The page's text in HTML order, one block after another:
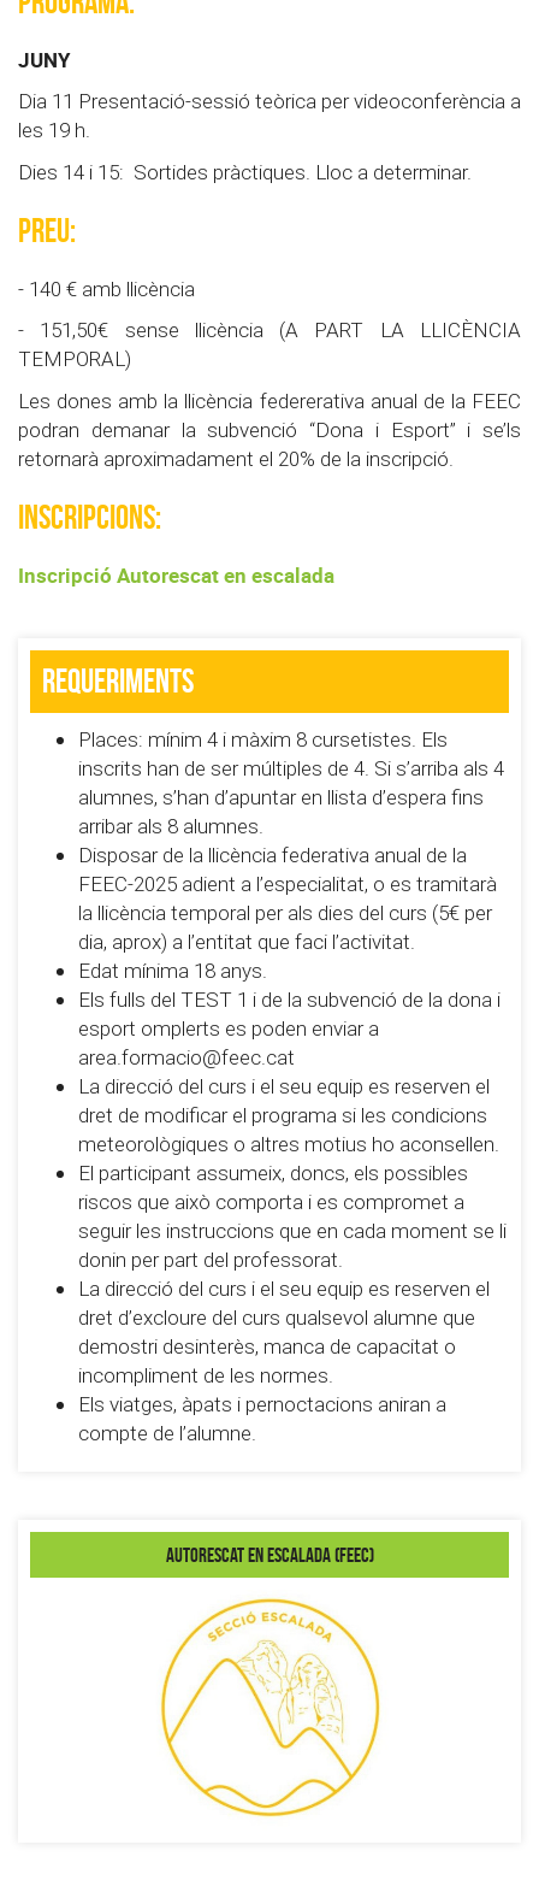
JUNY
Dia 11 Presentació-sessió teòrica per videoconferència a
les 19 h.
Dies 14 i 15: Sortides pràctiques. Lloc a determinar.
PREU:
- 140 € amb llicència
- 151,50€ sense llicència (A PART LA LLICÈNCIA
TEMPORAL)
Les dones amb la llicència federerativa anual de la FEEC
podran demanar la subvenció “Dona i Esport” i se’ls
retornarà aproximadament el 20% de la inscripció.
INSCRIPCIONS:
Inscripció Autorescat en escalada
Requeriments
Places: mínim 4 i màxim 8 cursetistes. Els
inscrits han de ser múltiples de 4. Si s’arriba als 4
alumnes, s’han d’apuntar en llista d’espera fins
arribar als 8 alumnes.
Disposar de la llicència federativa anual de la
FEEC-2025 adient a l’especialitat, o es tramitarà
la llicència temporal per als dies del curs (5€ per
dia, aprox) a l’entitat que faci l’activitat.
Edat mínima 18 anys.
Els fulls del TEST 1 i de la subvenció de la dona i
esport omplerts es poden enviar a
area.formacio@feec.cat
La direcció del curs i el seu equip es reserven el
dret de modificar el programa si les condicions
meteorològiques o altres motius ho aconsellen.
El participant assumeix, doncs, els possibles
riscos que això comporta i es compromet a
seguir les instruccions que en cada moment se li
donin per part del professorat.
La direcció del curs i el seu equip es reserven el
dret d’excloure del curs qualsevol alumne que
demostri desinterès, manca de capacitat o
incompliment de les normes.
Els viatges, àpats i pernoctacions aniran a
compte de l’alumne.
Autorescat en escalada (FEEC)